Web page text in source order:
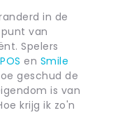
in de
van
Spelers
en Smile
geschud de
is van
krijg ik zo'n